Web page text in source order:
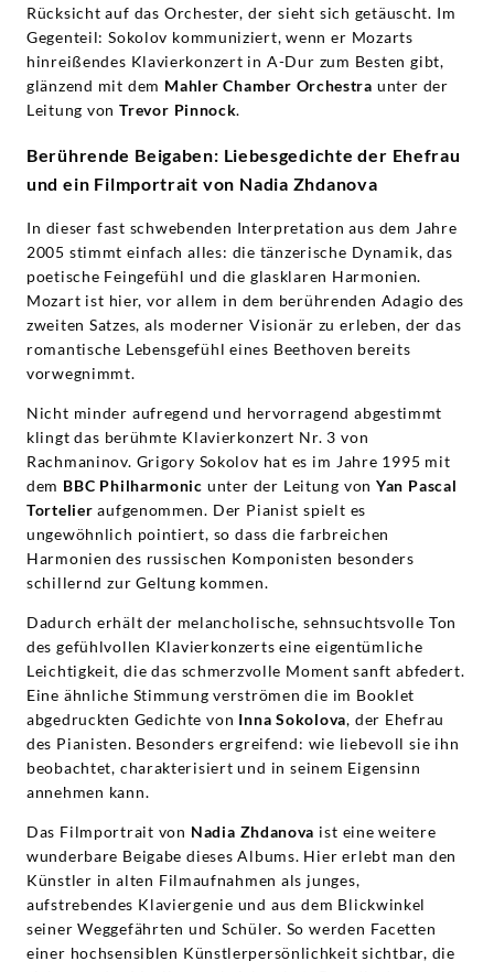
Rücksicht auf das Orchester, der sieht sich getäuscht. Im
Gegenteil: Sokolov kommuniziert, wenn er Mozarts
hinreißendes Klavierkonzert in A-Dur zum Besten gibt,
glänzend mit dem Mahler Chamber Orchestra unter der
Leitung vonTrevor Pinnock.
Berührende Beigaben: Liebesgedichte der Ehefrau
und ein Filmportrait von Nadia Zhdanova
In dieser fast schwebenden Interpretation aus dem Jahre
2005 stimmt einfach alles: die tänzerische Dynamik, das
poetische Feingefühl und die glasklaren Harmonien.
Mozart ist hier, vor allem in dem berührenden Adagio des
zweiten Satzes, als moderner Visionär zu erleben, der das
romantische Lebensgefühl eines Beethoven bereits
vorwegnimmt.
Nicht minder aufregend und hervorragend abgestimmt
klingt das berühmte Klavierkonzert Nr. 3 von
Rachmaninov. Grigory Sokolov hat es im Jahre 1995 mit
dem BBC Philharmonic unter der Leitung vonYan Pascal
Tortelier aufgenommen. Der Pianist spielt es
ungewöhnlich pointiert, so dass die farbreichen
Harmonien des russischen Komponisten besonders
schillernd zur Geltung kommen.
Dadurch erhält der melancholische, sehnsuchtsvolle Ton
des gefühlvollen Klavierkonzerts eine eigentümliche
Leichtigkeit, die das schmerzvolle Moment sanft abfedert.
Eine ähnliche Stimmung verströmen die im Booklet
abgedruckten Gedichte von Inna Sokolova, der Ehefrau
des Pianisten. Besonders ergreifend: wie liebevoll sie ihn
beobachtet, charakterisiert und in seinem Eigensinn
annehmen kann.
Das Filmportrait von Nadia Zhdanova ist eine weitere
wunderbare Beigabe dieses Albums. Hier erlebt man den
Künstler in alten Filmaufnahmen als junges,
aufstrebendes Klaviergenie und aus dem Blickwinkel
seiner Weggefährten und Schüler. So werden Facetten
einer hochsensiblen Künstlerpersönlichkeit sichtbar, die